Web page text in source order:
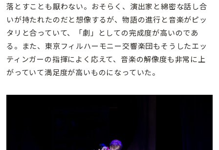
落とすことも厭わない。おそらく、演出家と綿密な話し合
いが持たれたのだと想像するが、物語の進行と音楽がピッ
タリと合っていて、「劇」としての完成度が高いのであ
る。また、東京フィルハーモニー交響楽団もそうしたエッ
ティンガーの指揮によく応えて、音楽の解像度も非常に上
がっていて満足度が高いものになっていた。